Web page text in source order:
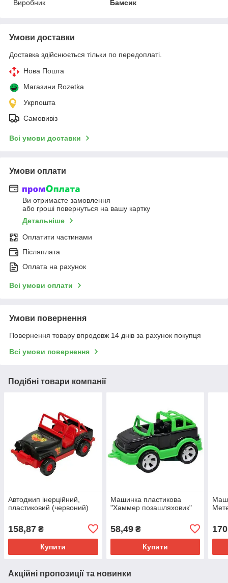
Виробник
Бамсик
Умови доставки
Доставка здійснюється тільки по передоплаті.
Нова Пошта
Магазини Rozetka
Укрпошта
Самовивіз
Всі умови доставки
Умови оплати
Ви отримаєте замовлення
або гроші повернуться на вашу картку
Детальніше
Оплатити частинами
Післяплата
Оплата на рахунок
Всі умови оплати
Умови повернення
Повернення товару впродовж 14 днів за рахунок покупця
Всі умови повернення
Подібні товари компанії
Автоджип інерційний,
пластиковий (червоний)
158,87 ₴
Купити
Машинка пластикова
"Хаммер позашляховик"
58,49₴
Купити
Акційні пропозиції та новинки